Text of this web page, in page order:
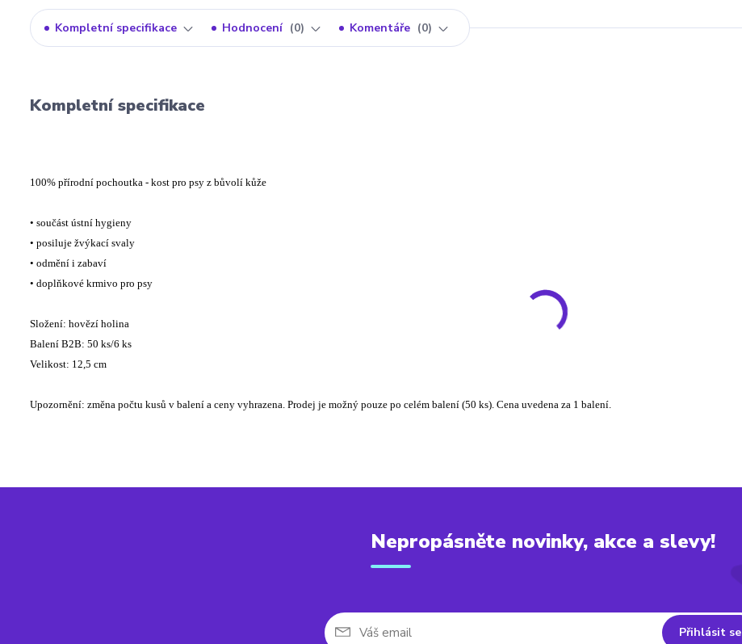
Kompletní specifikace Hodnocení 0 Komentáře 0
Kompletní specifikace
100% přírodní pochoutka - kost pro psy z bůvolí kůže
• součást ústní hygieny
• posiluje žvýkací svaly
• odmění i zabaví
• doplňkové krmivo pro psy
Složení: hovězí holina
Balení B2B: 50 ks/6 ks
Velikost: 12,5 cm
Upozornění: změna počtu kusů v balení a ceny vyhrazena. Prodej je možný pouze po celém balení (50 ks). Cena uvedena za 1 balení.
Nepropásněte novinky, akce a slevy!
Přihlásit se